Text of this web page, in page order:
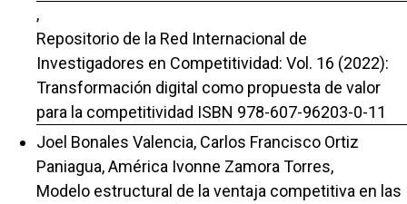
,
Repositorio de la Red Internacional de
Investigadores en Competitividad: Vol. 16 (2022):
Transformación digital como propuesta de valor
para la competitividad ISBN 978-607-96203-0-11
Joel Bonales Valencia, Carlos Francisco Ortiz
Paniagua, América Ivonne Zamora Torres,
Modelo estructural de la ventaja competitiva en las